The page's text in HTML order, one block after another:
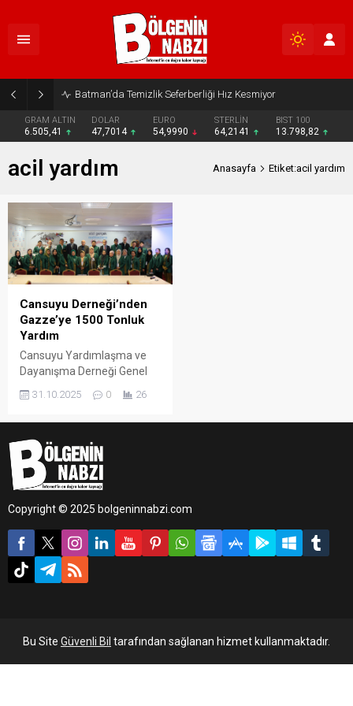
Batman’da Temizlik Seferberliği Hız Kesmiyor
GRAM ALTIN
6.505,41
DOLAR
47,7014
EURO
54,9990
STERLİN
64,2141
BIST 100
13.798,82
acil yardım Anasayfa Etiket:acil yardım
Cansuyu Derneği’nden
Gazze’ye 1500 Tonluk
Yardım
Cansuyu Yardımlaşma ve
Dayanışma Derneği Genel
Gazze’de 7 Ekim’de
çalışmalarının aralıksız
sürdüğünü açıkladı.
31.10.2025 0 26
Copyright © 2025 bolgeninnabzi.com
Bu Site Güvenli Bil tarafından sağlanan hizmet kullanmaktadır.